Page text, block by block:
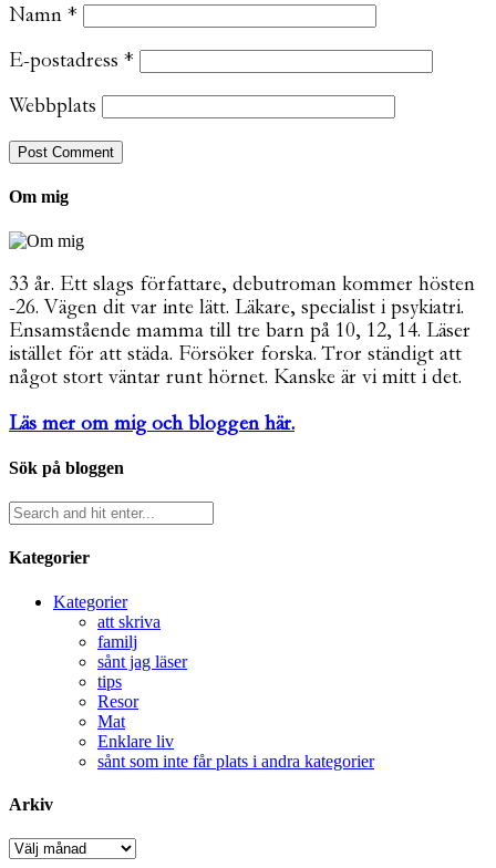
Namn *
E-postadress *
Webbplats
Om mig
33 år. Ett slags författare, debutroman kommer hösten
-26. Vägen dit var inte lätt. Läkare, specialist i psykiatri.
Ensamstående mamma till tre barn på 10, 12, 14. Läser
istället för att städa. Försöker forska. Tror ständigt att
något stort väntar runt hörnet. Kanske är vi mitt i det.
Läs mer om mig och bloggen här.
Sök på bloggen
Kategorier
Kategorier
att skriva
familj
sånt jag läser
tips
Resor
Mat
Enklare liv
sånt som inte får plats i andra kategorier
Arkiv
Arkiv